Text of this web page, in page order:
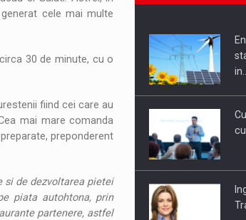
cele mai multe
30 de minute, cu o
fiind cei care au
mai mare comanda
preponderent
si de dezvoltarea pietei
piata autohtona, prin
partenere, astfel
in…